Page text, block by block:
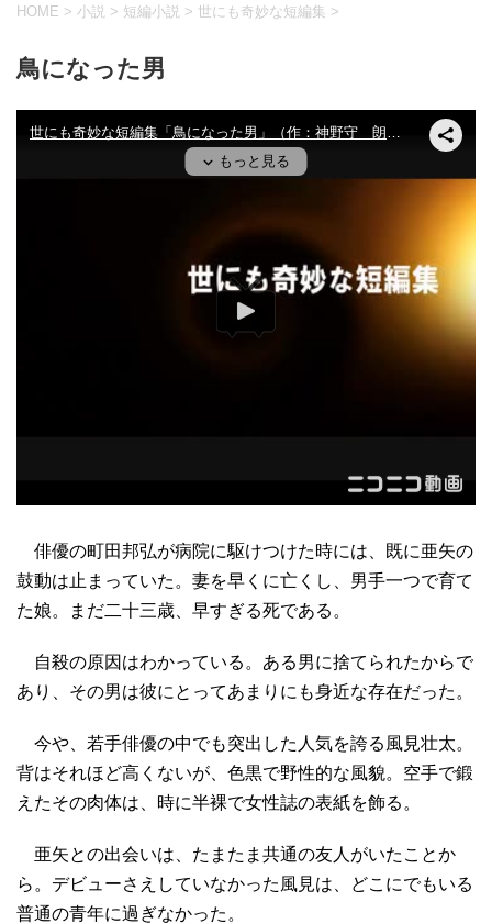
HOME > 小説 > 短編小説 > 世にも奇妙な短編集 >
鳥になった男
俳優の町田邦弘が病院に駆けつけた時には、既に亜矢の
鼓動は止まっていた。妻を早くに亡くし、男手一つで育て
た娘。まだ二十三歳、早すぎる死である。
自殺の原因はわかっている。ある男に捨てられたからで
あり、その男は彼にとってあまりにも身近な存在だった。
今や、若手俳優の中でも突出した人気を誇る風見壮太。
背はそれほど高くないが、色黒で野性的な風貌。空手で鍛
えたその肉体は、時に半裸で女性誌の表紙を飾る。
亜矢との出会いは、たまたま共通の友人がいたことか
ら。デビューさえしていなかった風見は、どこにでもいる
普通の青年に過ぎなかった。